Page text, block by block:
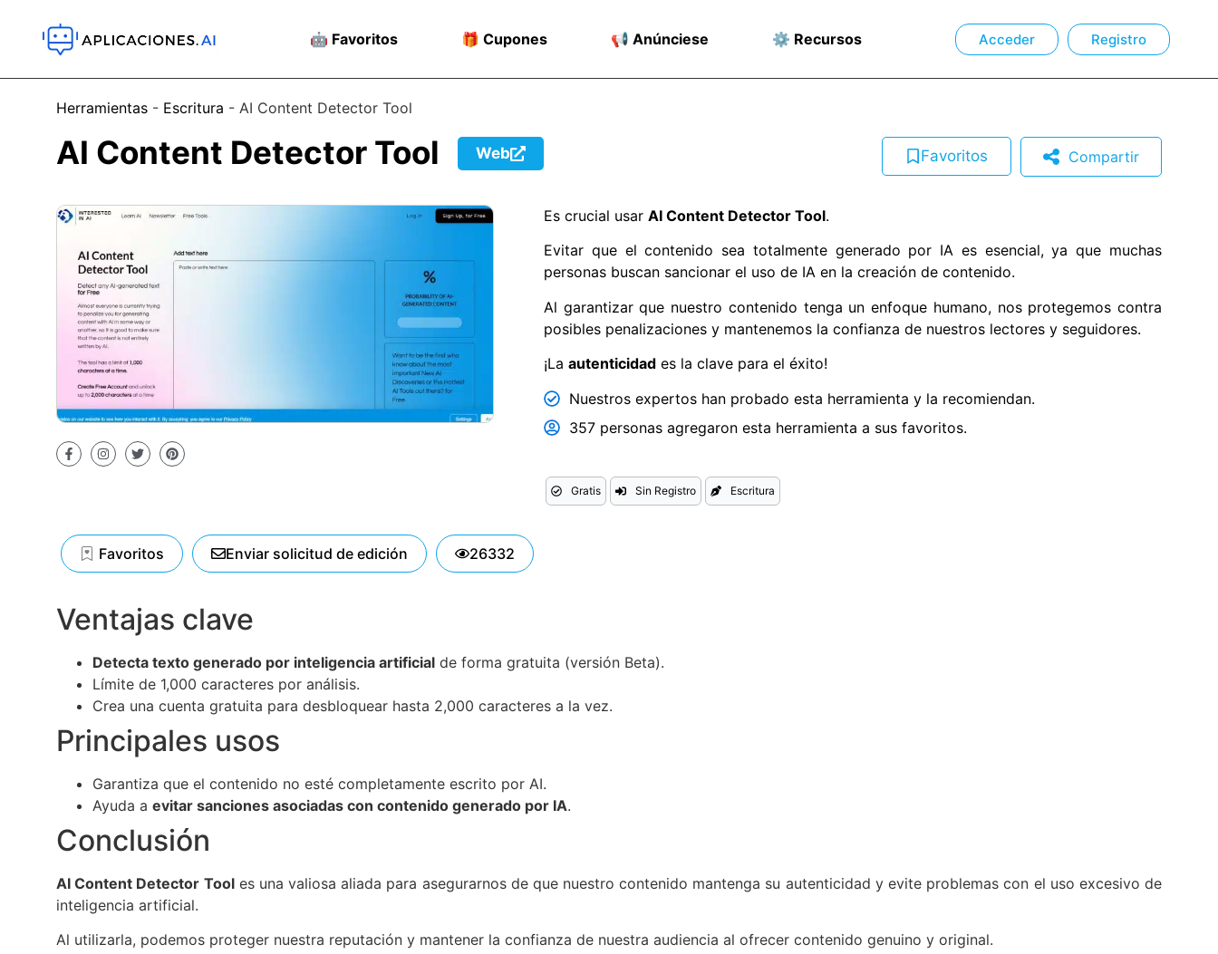
🤖 Favoritos 🎁 Cupones 📢 Anúnciese ⚙️ Recursos Acceder Registro
Herramientas - Escritura - AI Content Detector Tool
AI Content Detector Tool Web Favoritos Compartir
Es crucial usar AI Content Detector Tool.
Evitar que el contenido sea totalmente generado por IA es esencial, ya que muchas
personas buscan sancionar el uso de IA en la creación de contenido.
Al garantizar que nuestro contenido tenga un enfoque humano, nos protegemos contra
posibles penalizaciones y mantenemos la confianza de nuestros lectores y seguidores.
¡La autenticidad es la clave para el éxito!
Nuestros expertos han probado esta herramienta y la recomiendan.
357 personas agregaron esta herramienta a sus favoritos.
Gratis Sin Registro Escritura
Favoritos Enviar solicitud de edición 26332
Ventajas clave
Detecta texto generado por inteligencia artificial de forma gratuita (versión Beta).
Límite de 1,000 caracteres por análisis.
Crea una cuenta gratuita para desbloquear hasta 2,000 caracteres a la vez.
Principales usos
Garantiza que el contenido no esté completamente escrito por AI.
Ayuda a evitar sanciones asociadas con contenido generado por IA.
Conclusión
AI Content Detector Tooles una valiosa aliada para asegurarnos de que nuestro contenido mantenga su autenticidad y evite problemas con el uso excesivo de
inteligencia artificial.
Al utilizarla, podemos proteger nuestra reputación y mantener la confianza de nuestra audiencia al ofrecer contenido genuino y original.